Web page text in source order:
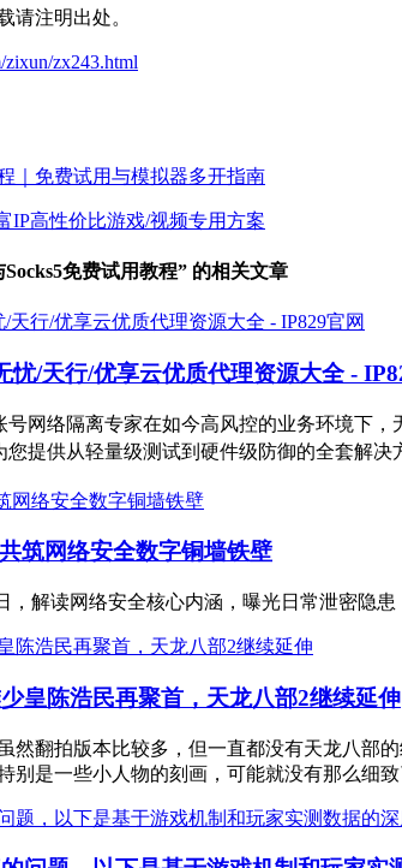
请注明出处。
zx243.html
｜免费试用与模拟器多开指南
IP高性价比游戏/视频专用方案
免费试用教程” 的相关文章
忧/天行/优享云优质代理资源大全 -
号网络隔离专家在如今高风控的业务环境下
您提供从轻量级测试到硬件级防御的全套解
筑网络安全数字铜墙铁壁
，解读网络安全核心内涵，曝光日常泄密隐
皇陈浩民再聚首，天龙八部2继续延伸
然翻拍版本比较多，但一直都没有天龙八部
别是一些小人物的刻画，可能就没有那么细